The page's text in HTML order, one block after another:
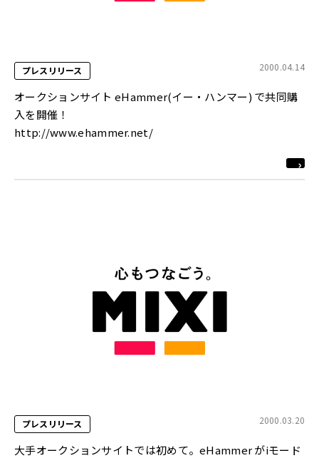
プレスリリース 2000.04.14
オークションサイト eHammer(イー・ハンマー) で共同購
入を開催！
http://www.ehammer.net/
プレスリリース 2000.03.20
大手オークションサイトでは初めて。eHammer がiモード